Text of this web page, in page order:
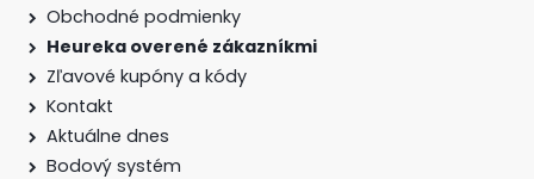
Obchodné podmienky
Heureka overené zákazníkmi
Zľavové kupóny a kódy
Kontakt
Aktuálne dnes
Bodový systém